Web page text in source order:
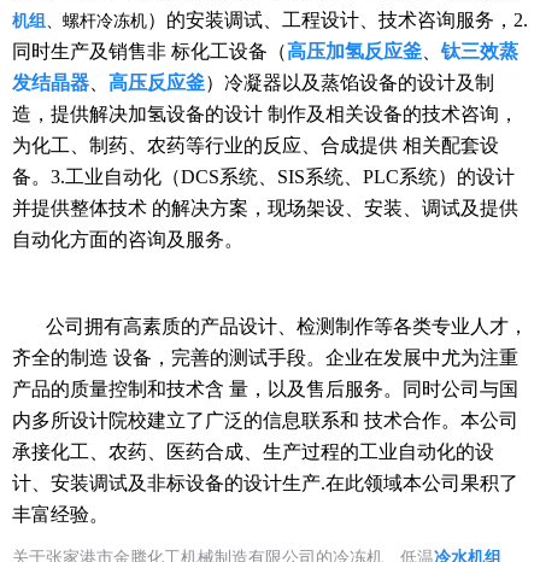
机组
、螺杆冷冻机）的安装调试、工程设计、技术咨询服务，2.
同时生产及销售非 标化工设备（高压加氢反应釜
钛三效蒸
发结晶器
高压反应釜）冷凝器以及蒸馅设备的设计及制
造，提供解决加氢设备的设计 制作及相关设备的技术咨询，
为化工、制药、农药等行业的反应、合成提供 相关配套设
备。3.工业自动化（DCS系统、SIS系统 、PLC系统）的设计
并提供整体技术 的解决方案，现场架设、安装、调试及提供
自动化方面的咨询及服务。
公司拥有高素质的产品设计、检测制作等各类专业人才，
齐全的制造 设备，完善的测试手段。企业在发展中尤为注重
产品的质量控制和技术含 量，以及售后服务。同时公司与国
内多所设计院校建立了广泛的信息联系和 技术合作。本公司
承接化工、农药、医药合成、生产过程的工业自动化的设
计、安装调试及非标设备的设计生产.在此领域本公司果积了
丰富经验。
关于张家港市金腾化工机械制造有限公司的冷冻机、低温冷水机组